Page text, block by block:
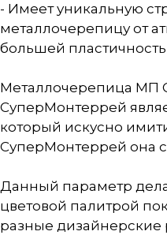
- Имеет уникальную
металлочерепицу от
большей
Металлочерепица МП
СуперМонтеррей
который искусно
СуперМонтеррей она
Данный параметр
цветовой палитрой
разные дизайнерские